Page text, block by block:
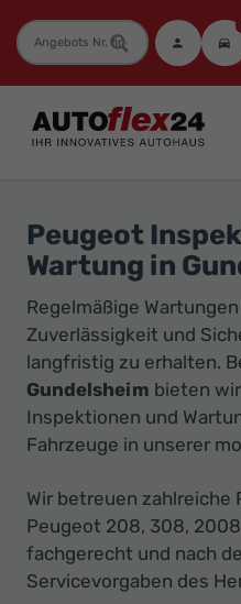
Fahrzeugnummer
Autoflex24
GmbH
Neuwagen
Jahreswagen
und
Gebrauchtwagen
zu
Top-
Preisen
Ihr
Innovatives
Autohaus
Peugeot
Wartung in
Regelmäßige
Zuverlässigkeit und
langfristig zu erhalten.
Gundelsheim bieten
Inspektionen und
Fahrzeuge in unserer
Wir betreuen zahlreiche
Peugeot 208, 308,
fachgerecht und nach
Servicevorgaben des